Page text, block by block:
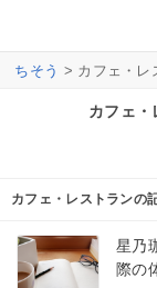
ちそう > カフェ・レ
カフェ・
カフェ・レストランの
星乃
際の